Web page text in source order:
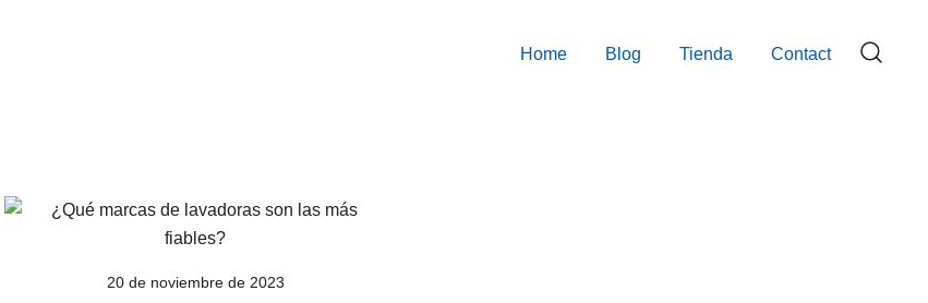
Home Blog Tienda Contact
20 de noviembre de 2023